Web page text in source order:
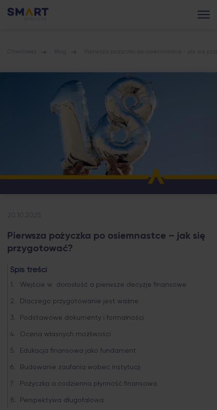
Chwilówka Blog Pierwsza pożyczka po osiemnastce - jak się
20.10.2025
Pierwsza pożyczka po osiemnastce – jak się
przygotować?
Spis treści
Wejście w dorosłość a pierwsze decyzje finansowe
Dlaczego przygotowanie jest ważne
Podstawowe dokumenty i formalności
Ocena własnych możliwości
Edukacja finansowa jako fundament
Budowanie zaufania wobec instytucji
Pożyczka a codzienna płynność finansowa
Perspektywa długofalowa